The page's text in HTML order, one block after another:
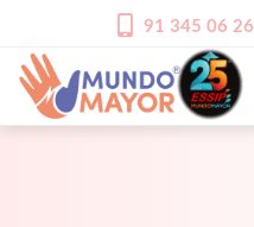
91 345 06 26